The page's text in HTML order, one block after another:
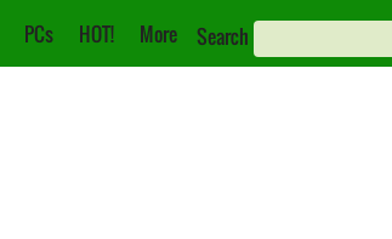
PCs HOT! More Search